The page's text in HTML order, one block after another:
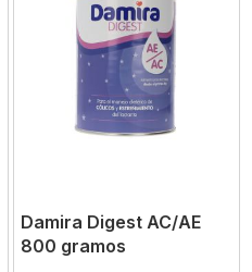
Damira Digest AC/AE
800 gramos